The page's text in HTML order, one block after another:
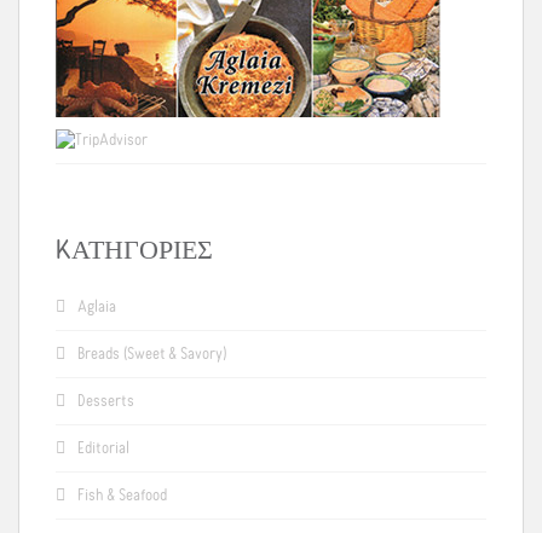
KΑΤΗΓΟΡΊΕΣ
Aglaia
Breads (Sweet & Savory)
Desserts
Editorial
Fish & Seafood